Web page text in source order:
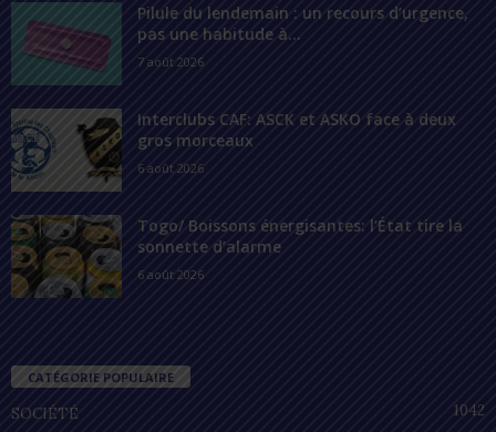
Pilule du lendemain : un recours d’urgence,
pas une habitude à...
7 août 2026
Interclubs CAF: ASCK et ASKO face à deux
gros morceaux
6 août 2026
Togo/ Boissons énergisantes: l’État tire la
sonnette d’alarme
6 août 2026
CATÉGORIE POPULAIRE
SOCIÉTÉ
1042